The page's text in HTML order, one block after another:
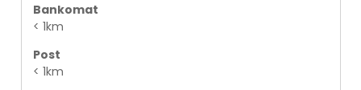
Bankomat
< 1km
Post
< 1km